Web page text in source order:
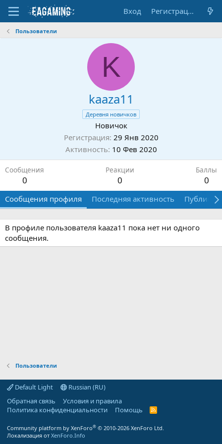
Вход Регистрация
Пользователи
K
kaaza11
Деревня новичков
Новичок
Регистрация 29 Янв 2020
Активность 10 Фев 2020
Сообщения
0
Реакции
0
Баллы
0
Сообщения профиля Последняя активность
В профиле пользователя kaaza11 пока нет ни одного
сообщения.
Пользователи
Default Light
Russian (RU)
Обратная связь
Условия и правила
Политика конфиденциальности
Помощь
R
Community platform by XenForo® © 2010-2026 XenForo Ltd.
Локализация от XenForo.Info